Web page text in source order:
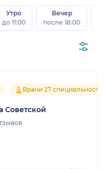
Утро
до 11:00
Вечер
после 18:00
Врачи 27
Советской